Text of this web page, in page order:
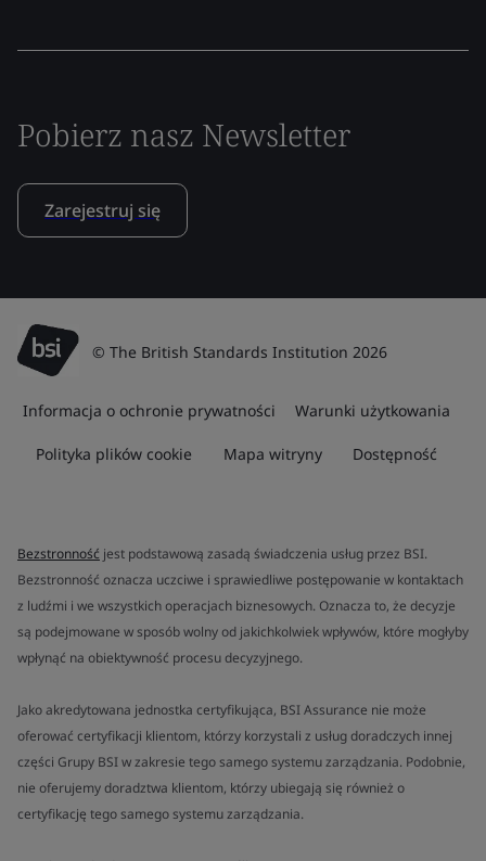
Pobierz nasz Newsletter
Zarejestruj się
© The British Standards Institution 2026
Informacja o ochronie prywatności Warunki użytkowania
Polityka plików cookie Mapa witryny Dostępność
Bezstronność jest podstawową zasadą świadczenia usług przez BSI.
Bezstronność oznacza uczciwe i sprawiedliwe postępowanie w kontaktach
z ludźmi i we wszystkich operacjach biznesowych. Oznacza to, że decyzje
są podejmowane w sposób wolny od jakichkolwiek wpływów, które mogłyby
wpłynąć na obiektywność procesu decyzyjnego.
Jako akredytowana jednostka certyfikująca, BSI Assurance nie może
oferować certyfikacji klientom, którzy korzystali z usług doradczych innej
części Grupy BSI w zakresie tego samego systemu zarządzania. Podobnie,
nie oferujemy doradztwa klientom, którzy ubiegają się również o
certyfikację tego samego systemu zarządzania.